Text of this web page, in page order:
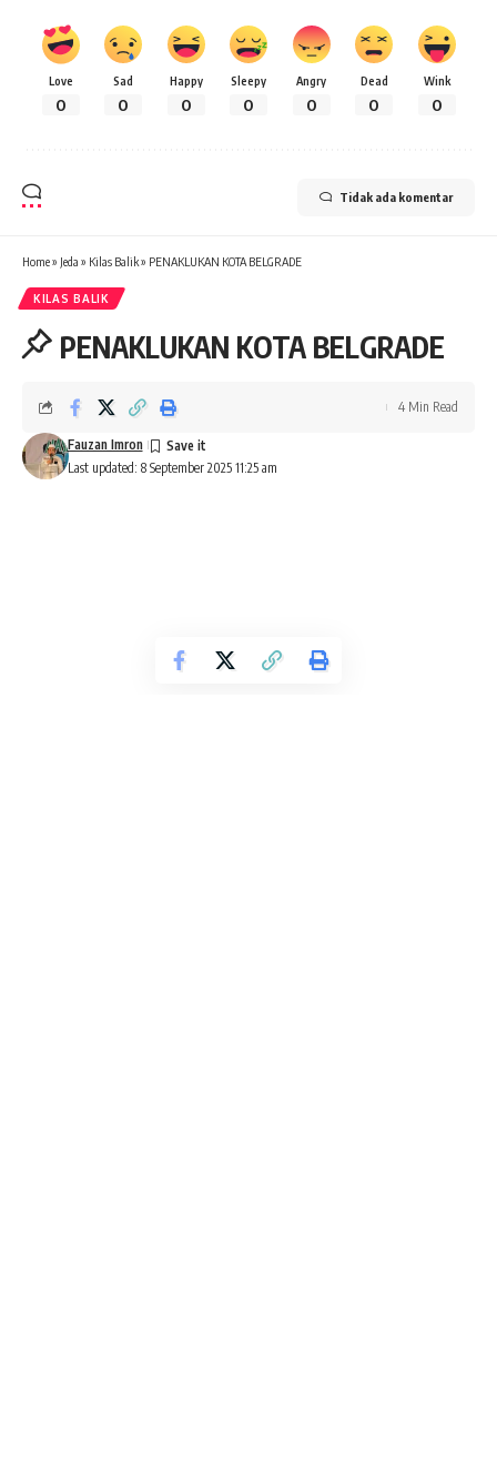
Love
0
Sad
0
Happy
0
Sleepy
0
Angry
0
Dead
0
Wink
0
Tidak ada komentar
Home» Jeda » Kilas Balik» PENAKLUKAN KOTA BELGRADE
KILAS BALIK
PENAKLUKAN KOTA BELGRADE
Last updated: 8 September 2025 11:25 am
Fauzan Imron
4 Min Read